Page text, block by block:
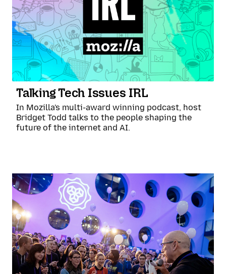
Talking Tech Issues IRL
In Mozilla's multi-award winning podcast, host
Bridget Todd talks to the people shaping the
future of the internet and AI.